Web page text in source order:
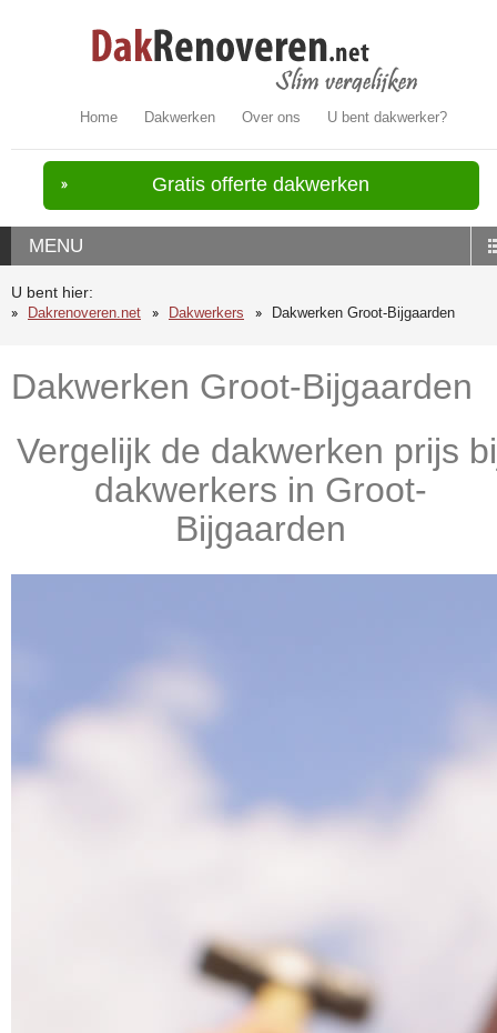
Home Dakwerken Over ons U bent dakwerker?
Gratis offerte dakwerken
MENU
U bent hier:
Dakrenoveren.net
Dakwerkers Dakwerken Groot-Bijgaarden
Dakwerken Groot-Bijgaarden
Vergelijk de dakwerken prijs
dakwerkers in Groot-
Bijgaarden